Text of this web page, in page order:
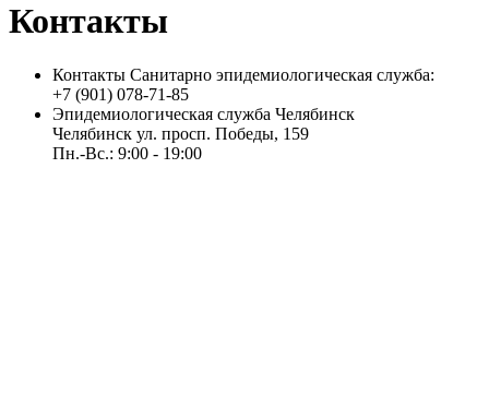
Контакты
Контакты Санитарно эпидемиологическая служба:
+7 (901) 078-71-85
Эпидемиологическая служба Челябинск
Челябинск ул. просп. Победы, 159
Пн.-Вс.: 9:00 - 19:00